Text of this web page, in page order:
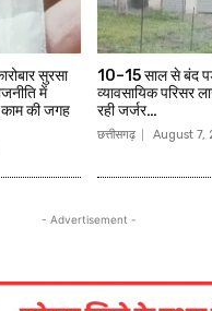
सुरसा
में
की जगह
10–15 साल से बंद
व्यावसायिक परिसर
रही जर्जर…
छत्तीसगढ़ August 7,
- Advertisement -